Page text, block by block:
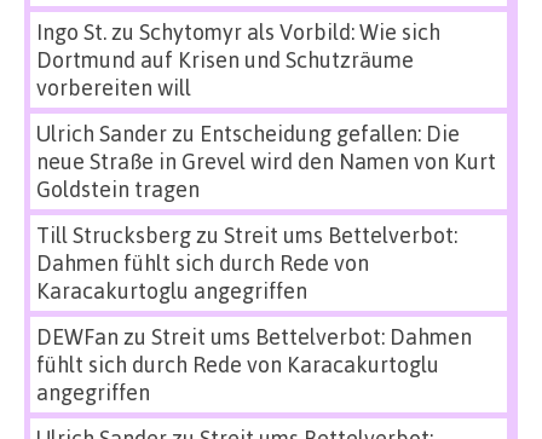
Ingo St.zu Schytomyr als Vorbild: Wie sich
Dortmund auf Krisen und Schutzräume
vorbereiten will
Ulrich Sanderzu Entscheidung gefallen: Die
neue Straße in Grevel wird den Namen von Kurt
Goldstein tragen
Till Strucksbergzu Streit ums Bettelverbot:
Dahmen fühlt sich durch Rede von
Karacakurtoglu angegriffen
DEWFan zu Streit ums Bettelverbot: Dahmen
fühlt sich durch Rede von Karacakurtoglu
angegriffen